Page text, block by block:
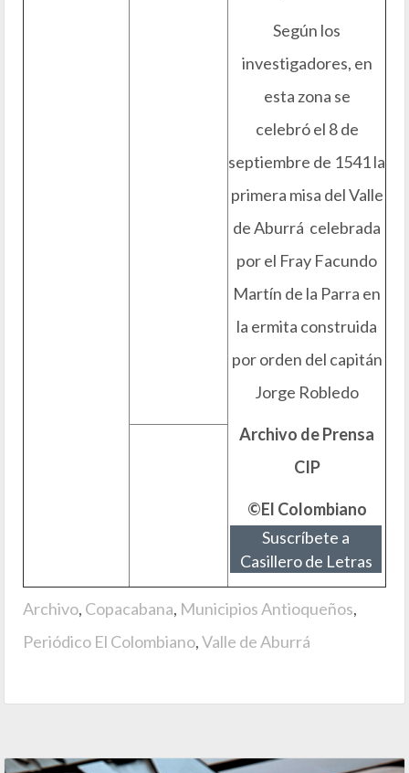
Según los
investigadores, en
esta zona se
celebró el 8 de
septiembre de 1541 la
primera misa del Valle
de Aburrá celebrada
por el Fray Facundo
Martín de la Parra en
la ermita construida
por orden del capitán
Jorge Robledo
Archivo de Prensa
CIP
©El Colombiano
Suscríbete a
Casillero de Letras
Archivo, Copacabana, Municipios Antioqueños,
Periódico El Colombiano,Valle de Aburrá